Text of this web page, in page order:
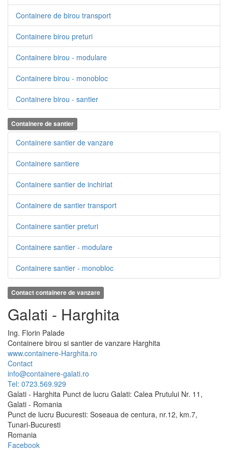
Containere de birou transport
Containere birou preturi
Containere birou - modulare
Containere birou - monobloc
Containere birou - santier
Containere de santier
Containere santier de vanzare
Containere santiere
Containere santier de inchiriat
Containere de santier transport
Containere santier preturi
Containere santier - modulare
Containere santier - monobloc
Contact containere de vanzare
Galati - Harghita
Ing. Florin Palade
Containere birou si santier de vanzare Harghita
www.containere-Harghita.ro
Contact
info@containere-galati.ro
Tel: 0723.569.929
Galati - Harghita Punct de lucru Galati: Calea Prutului Nr. 11,
Galati - Romania
Punct de lucru Bucuresti: Soseaua de centura, nr.12, km.7,
Tunari-Bucuresti
Romania
Facebook